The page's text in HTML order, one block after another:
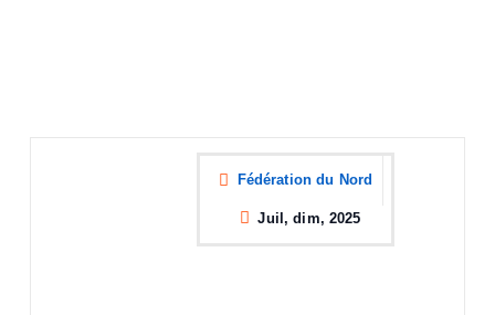
Fédération du Nord
Juil, dim, 2025